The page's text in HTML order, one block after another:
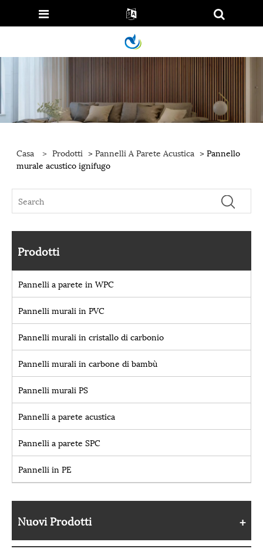
Casa > Prodotti >Pannelli A Parete Acustica > Pannello
murale acustico ignifugo
Prodotti
Pannelli a parete in WPC
Pannelli murali in PVC
Pannelli murali in cristallo di carbonio
Pannelli murali in carbone di bambù
Pannelli murali PS
Pannelli a parete acustica
Pannelli a parete SPC
Pannelli in PE
Nuovi Prodotti